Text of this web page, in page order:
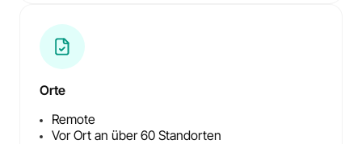
Orte
Remote
Vor Ort an über 60 Standorten